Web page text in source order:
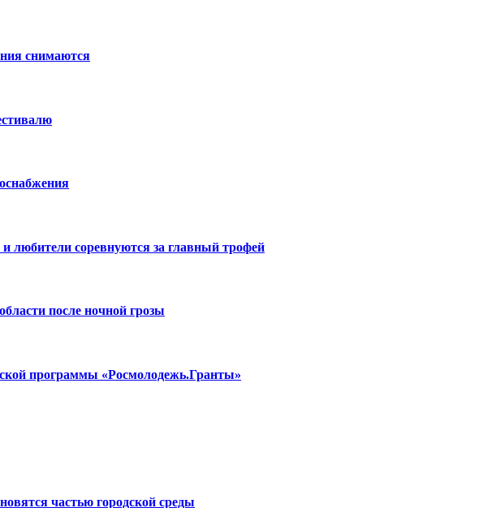
снимаются
любители соревнуются за главный трофей
после ночной грозы
программы «Росмолодежь.Гранты»
частью городской среды